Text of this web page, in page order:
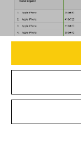
De este modo,
ventana usan
Recordemos que